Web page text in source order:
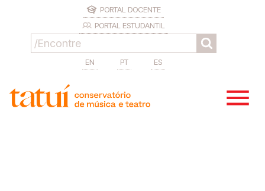
PORTAL DOCENTE
PORTAL ESTUDANTIL
EN PT ES